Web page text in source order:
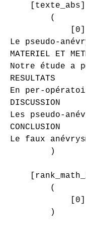
        (
Le pseudo-
MATERIEL ET
Notre étude a
RESULTATS
En per-
DISCUSSION
Les pseudo-
CONCLUSION
Le faux
        )
        (
        )